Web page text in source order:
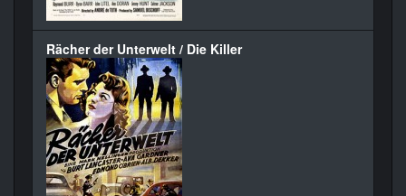
Rächer der Unterwelt / Die Killer